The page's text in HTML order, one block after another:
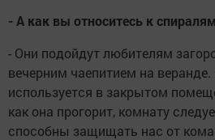
- А как вы относитесь к
- Они подойдут любителям
вечерним чаепитием на
используется в закрытом
как она прогорит, комнату
способны защищать нас от